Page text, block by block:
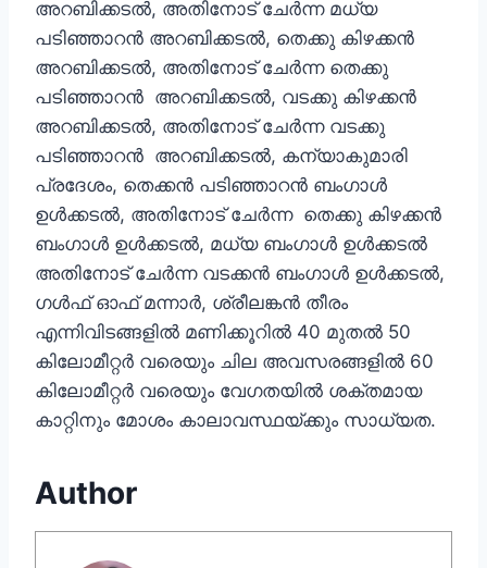
അറബിക്കടൽ, അതിനോട് ചേർന്ന മധ്യ
പടിഞ്ഞാറൻ അറബിക്കടൽ, തെക്കു കിഴക്കൻ
അറബിക്കടൽ, അതിനോട് ചേർന്ന തെക്കു
പടിഞ്ഞാറൻ അറബിക്കടൽ, വടക്കു കിഴക്കൻ
അറബിക്കടൽ, അതിനോട് ചേർന്ന വടക്കു
പടിഞ്ഞാറൻ അറബിക്കടൽ, കന്യാകുമാരി
പ്രദേശം, തെക്കൻ പടിഞ്ഞാറൻ ബംഗാൾ
ഉൾക്കടൽ, അതിനോട് ചേർന്ന തെക്കു കിഴക്കൻ
ബംഗാൾ ഉൾക്കടൽ, മധ്യ ബംഗാൾ ഉൾക്കടൽ
അതിനോട് ചേർന്ന വടക്കൻ ബംഗാൾ ഉൾക്കടൽ,
ഗൾഫ് ഓഫ് മന്നാർ, ശ്രീലങ്കൻ തീരം
എന്നിവിടങ്ങളിൽ മണിക്കൂറിൽ 40 മുതൽ 50
കിലോമീറ്റർ വരെയും ചില അവസരങ്ങളിൽ 60
കിലോമീറ്റർ വരെയും വേഗതയിൽ ശക്തമായ
കാറ്റിനും മോശം കാലാവസ്ഥയ്ക്കും സാധ്യത.
Author